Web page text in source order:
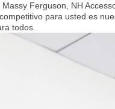
Ferguson, NH
para usted es
todos.